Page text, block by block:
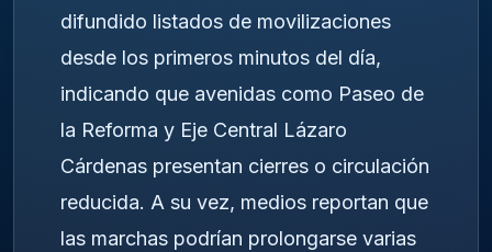
difundido listados de movilizaciones
desde los primeros minutos del día,
indicando que avenidas como Paseo de
la Reforma y Eje Central Lázaro
Cárdenas presentan cierres o circulación
reducida. A su vez, medios reportan que
las marchas podrían prolongarse varias